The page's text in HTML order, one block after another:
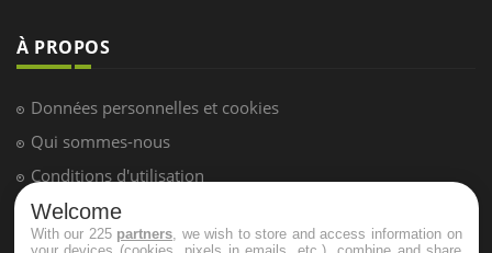
À PROPOS
Données personnelles et cookies
Qui sommes-nous
Conditions d'utilisation
Plan du site
Mentions Légales
Welcome
With our 225 partners , we wish to store and access information on
your devices (cookies, pixels in emails, etc.), combine and share